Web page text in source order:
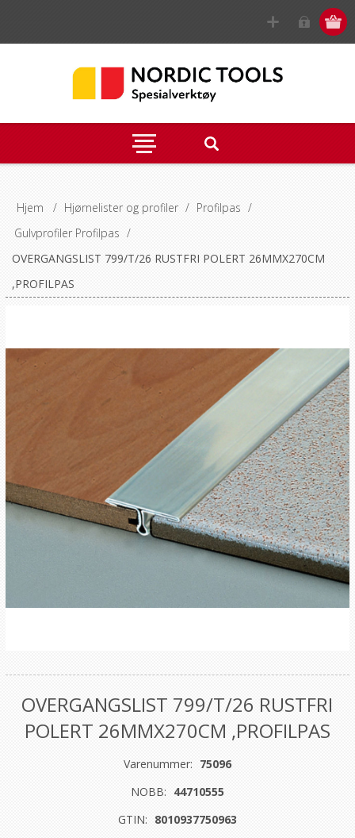
Hjem / Hjørnelister og profiler / Profilpas /
Gulvprofiler Profilpas /
OVERGANGSLIST 799/T/26 RUSTFRI POLERT 26MMX270CM
,PROFILPAS
OVERGANGSLIST 799/T/26 RUSTFRI
POLERT 26MMX270CM ,PROFILPAS
Varenummer: 75096
NOBB: 44710555
GTIN: 8010937750963